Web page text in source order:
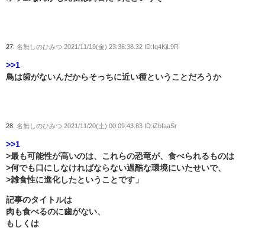
27: 名無しのひみつ 2021/11/19(金) 23:36:38.32 ID:Iq4KjL9R
>>1
鳥は歯がないんだからそっちに近い種ということだろうか
28: 名無しのひみつ 2021/11/20(土) 00:09:43.83 ID:iZbfaaSr
>>1
>最も可能性が高いのは、これらの恐竜が、食べられるものは
>何でも口にしなければならない過酷な環境にいたせいで、
>雑食性に進化したということです」
記事のタイトルは
肉も食べるのに歯がない、
もしくは